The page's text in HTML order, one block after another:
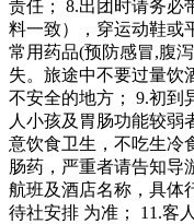
责任； 8.出团时请务必
料一致），穿运动鞋或
常用药品(预防感冒,腹
失。旅途中不要过量饮
不安全的地方； 9.初到
人小孩及胃肠功能较弱
意饮食卫生，不吃生冷
肠药，严重者请告知导
航班及酒店名称，具体
待社安排 为准； 11.客